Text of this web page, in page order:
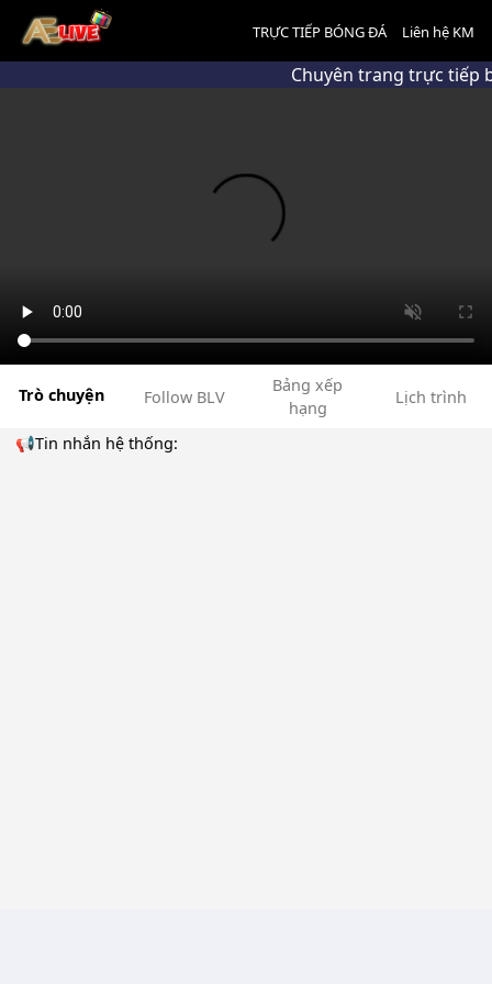
TRỰC TIẾP BÓNG ĐÁ Liên hệ KM
Chuyên trang trực tiếp
Trò chuyện Follow BLV
Bảng xếp
hạng
Lịch trình
📢Tin nhắn hệ thống: